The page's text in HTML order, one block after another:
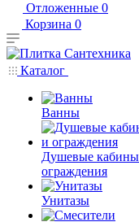
Отложенные 0
Корзина 0
Каталог
Ванны
Душевые
ограждения
Унитазы